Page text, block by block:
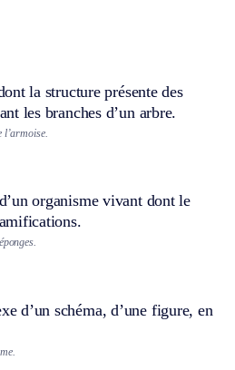
la structure présente des
les branches d’un arbre.
l’armoise.
organisme vivant dont le
d’un schéma, d’une figure, en